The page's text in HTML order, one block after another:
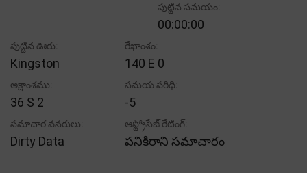
పుట్టిన సమయం:
00:00:00
పుట్టిన ఊరు:
Kingston
రేఖాంశం:
140 E 0
అక్షాంశము:
36 S 2
సమయ పరిధి:
-5
సమాచార వనరులు:
Dirty Data
ఆస్ట్రోసేజ్ రేటింగ్:
పనికిరాని సమాచారం